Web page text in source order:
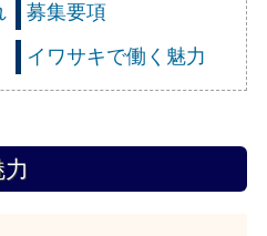
募集要項
イワサキで働く魅力